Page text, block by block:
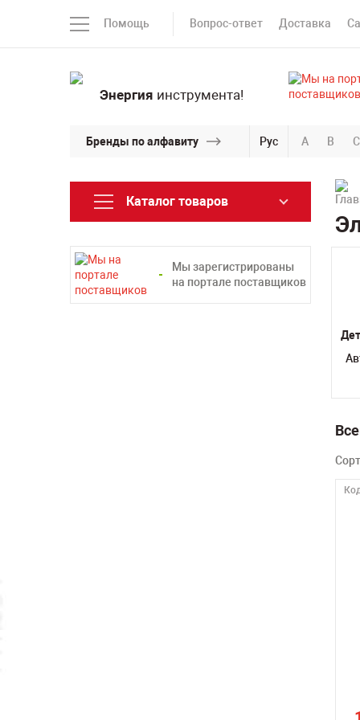
Помощь Вопрос-ответ Доставка
Энергия инструмента!
Бренды по алфавиту Рус A B C
Каталог товаров
Мы зарегистрированы
на портале поставщиков